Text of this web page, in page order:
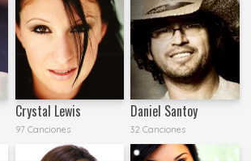
Crystal Lewis
97 Canciones
Daniel Santoy
32 Canciones